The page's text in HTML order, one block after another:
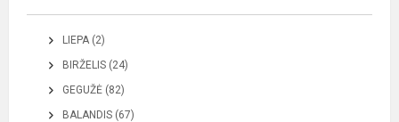
LIEPA (2)
BIRŽELIS (24)
GEGUŽĖ (82)
BALANDIS (67)